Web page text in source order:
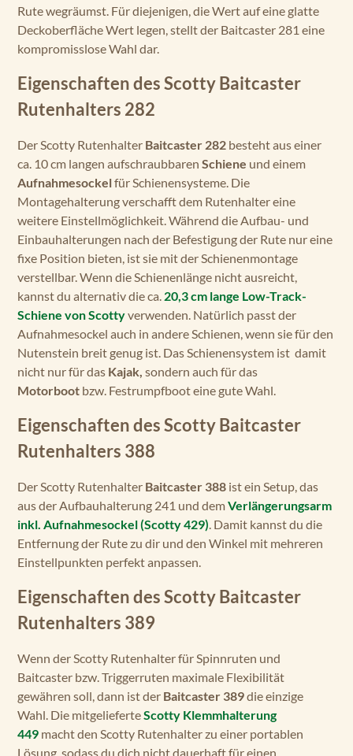
Rute wegräumst. Für diejenigen, die Wert auf eine glatte
Deckoberfläche Wert legen, stellt der Baitcaster 281 eine
kompromisslose Wahl dar.
Eigenschaften des Scotty Baitcaster
Rutenhalters 282
Der Scotty Rutenhalter Baitcaster 282 besteht aus einer
ca. 10 cm langen aufschraubbaren Schiene und einem
Aufnahmesockelfür Schienensysteme. Die
Montagehalterung verschafft dem Rutenhalter eine
weitere Einstellmöglichkeit. Während die Aufbau- und
Einbauhalterungen nach der Befestigung der Rute nur eine
fixe Position bieten, ist sie mit der Schienenmontage
verstellbar. Wenn die Schienenlänge nicht ausreicht,
kannst du alternativ die ca. 20,3 cm lange Low-Track-
Schiene von Scottyverwenden. Natürlich passt der
Aufnahmesockel auch in andere Schienen, wenn sie für den
Nutenstein breit genug ist. Das Schienensystem ist damit
nicht nur für das Kajak, sondern auch für das
Motorboot bzw. Festrumpfboot eine gute Wahl.
Eigenschaften des Scotty Baitcaster
Rutenhalters 388
Der Scotty Rutenhalter Baitcaster 388 ist ein Setup, das
aus der Aufbauhalterung 241 und demVerlängerungsarm
inkl. Aufnahmesockel (Scotty 429). Damit kannst du die
Entfernung der Rute zu dir und den Winkel mit mehreren
Einstellpunkten perfekt anpassen.
Eigenschaften des Scotty Baitcaster
Rutenhalters 389
Wenn der Scotty Rutenhalter für Spinnruten und
Baitcaster bzw. Triggerruten maximale Flexibilität
gewähren soll, dann ist der Baitcaster 389die einzige
Wahl. Die mitgelieferteScotty Klemmhalterung
449 macht den Scotty Rutenhalter zu einer portablen
Lösung, sodass du dich nicht dauerhaft für einen